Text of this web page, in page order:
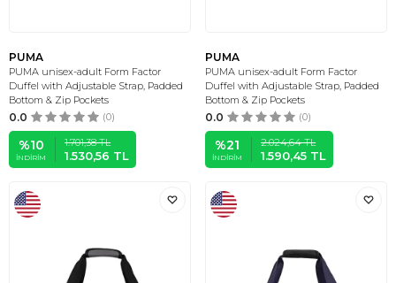
PUMA
PUMA unisex-adult Form Factor
Duffel with Adjustable Strap, Padded
Bottom & Zip Pockets
0.0 (0)
%10
İNDIRIM
1.701,38TL
1.530,56 TL
PUMA
PUMA unisex-adult Form Factor
Duffel with Adjustable Strap, Padded
Bottom & Zip Pockets
0.0 (0)
%21
İNDIRIM
2.024,64TL
1.590,45 TL